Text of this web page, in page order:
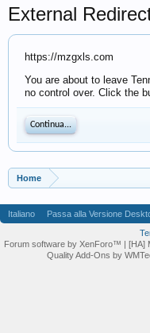
External
https://mzgxls.com
You are about to leave
no control over. Click the
Continua...
Home
Italiano Passa alla Versione
Forum software by XenForo™ | [HA]
Quality Add-Ons by